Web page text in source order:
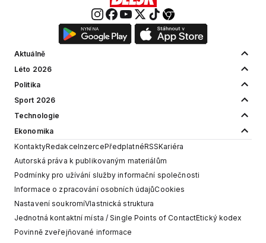
Aktuálně
Léto 2026
Politika
Sport 2026
Technologie
Ekonomika
KontaktyRedakceInzercePředplatnéRSSKariéra
Autorská práva k publikovaným materiálům
Podmínky pro užívání služby informační společnosti
Informace o zpracování osobních údajůCookies
Nastavení soukromíVlastnická struktura
Jednotná kontaktní místa / Single Points of ContactEtický kodex
Povinně zveřejňované informace